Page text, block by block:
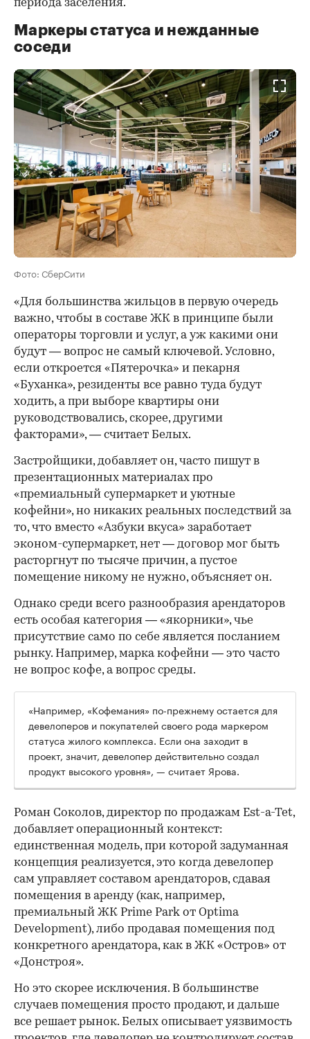
периода заселения.
Маркеры статуса и нежданные
соседи
Фото: СберСити
«Для большинства жильцов в первую очередь
важно, чтобы в составе ЖК в принципе были
операторы торговли и услуг, а уж какими они
будут — вопрос не самый ключевой. Условно,
если откроется «Пятерочка» и пекарня
«Буханка», резиденты все равно туда будут
ходить, а при выборе квартиры они
руководствовались, скорее, другими
факторами», — считает Белых.
Застройщики, добавляет он, часто пишут в
презентационных материалах про
«премиальный супермаркет и уютные
кофейни», но никаких реальных последствий за
то, что вместо «Азбуки вкуса» заработает
эконом-супермаркет, нет — договор мог быть
расторгнут по тысяче причин, а пустое
помещение никому не нужно, объясняет он.
Однако среди всего разнообразия арендаторов
есть особая категория — «якорники», чье
присутствие само по себе является посланием
рынку. Например, марка кофейни — это часто
не вопрос кофе, а вопрос среды.
«Например, «Кофемания» по-прежнему остается для
девелоперов и покупателей своего рода маркером
статуса жилого комплекса. Если она заходит в
проект, значит, девелопер действительно создал
продукт высокого уровня», — считает Ярова.
Роман Соколов, директор по продажам Est-a-Tet,
добавляет операционный контекст:
единственная модель, при которой задуманная
концепция реализуется, это когда девелопер
сам управляет составом арендаторов, сдавая
помещения в аренду (как, например,
премиальный ЖК Prime Park от Optima
Development), либо продавая помещения под
конкретного арендатора, как в ЖК «Остров» от
«Донстроя».
Но это скорее исключения. В большинстве
случаев помещения просто продают, и дальше
все решает рынок. Белых описывает уязвимость